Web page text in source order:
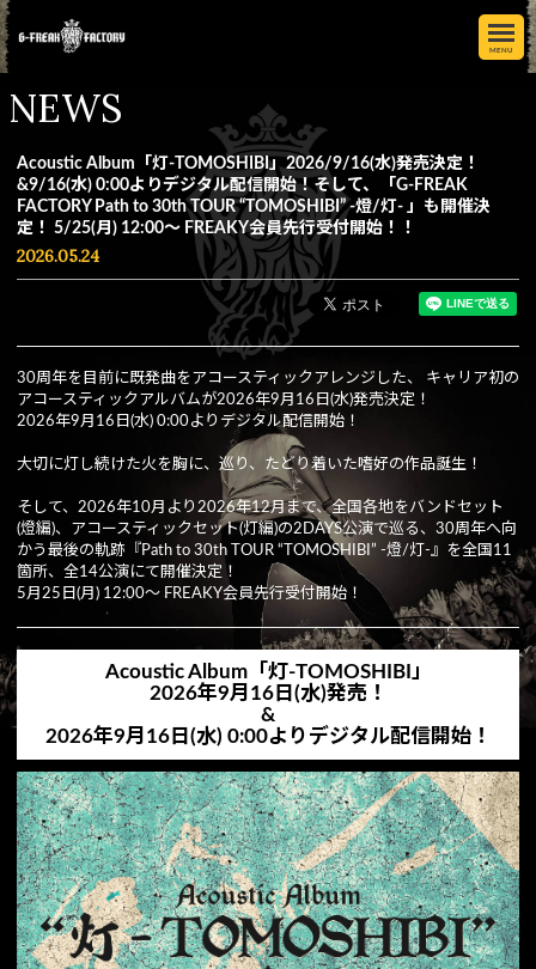
MENU
NEWS
Acoustic Album「灯-TOMOSHIBI」2026/9/16(水)発売決定！
&9/16(水) 0:00よりデジタル配信開始！そして、「G-FREAK
FACTORY Path to 30th TOUR “TOMOSHIBI” -燈/灯- 」も開催決
定！ 5/25(月) 12:00〜 FREAKY会員先行受付開始！！
2026.05.24
30周年を目前に既発曲をアコースティックアレンジした、 キャリア初の
アコースティックアルバムが2026年9月16日(水)発売決定！
2026年9月16日(水) 0:00よりデジタル配信開始！
大切に灯し続けた火を胸に、巡り、たどり着いた嗜好の作品誕生！
そして、2026年10月より2026年12月まで、全国各地をバンドセット
(燈編)、アコースティックセット(灯編)の2DAYS公演で巡る、30周年へ向
かう最後の軌跡『Path to 30th TOUR “TOMOSHIBI” -燈/灯-』を全国11
箇所、全14公演にて開催決定！
5月25日(月) 12:00〜 FREAKY会員先行受付開始！
Acoustic Album「灯-TOMOSHIBI」
2026年9月16日(水)発売！
&
2026年9月16日(水) 0:00よりデジタル配信開始！